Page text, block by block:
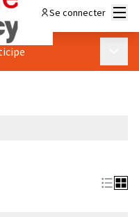
Se connecter